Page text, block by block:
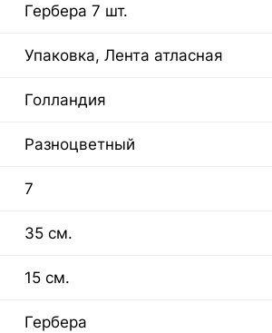
Гербера 7 шт.
Упаковка, Лента атласная
Голландия
Разноцветный
7
35 см.
15 см.
Гербера